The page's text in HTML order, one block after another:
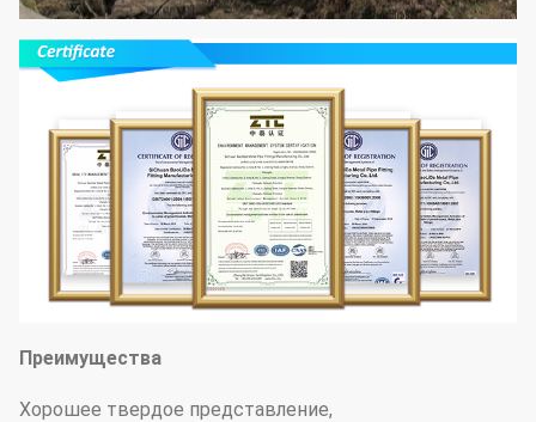
Преимущества
Хорошее твердое представление,